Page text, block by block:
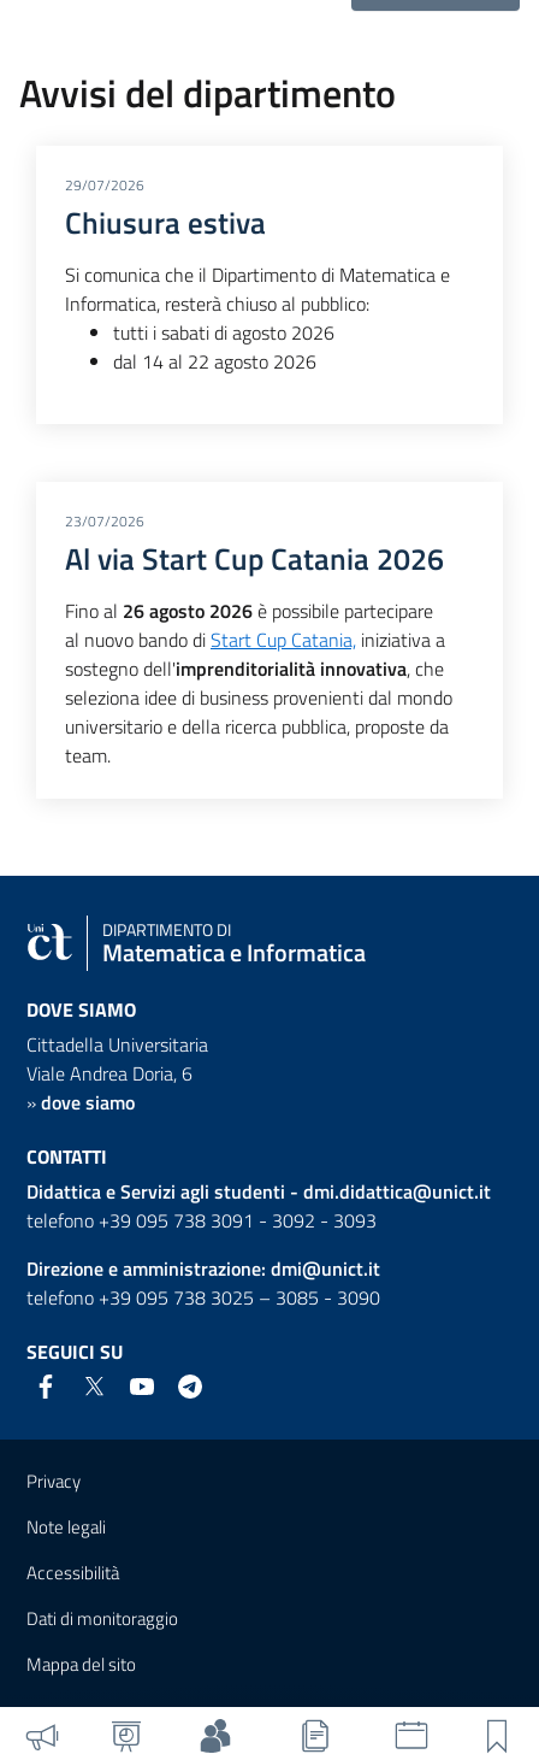
Avvisi del dipartimento
29/07/2026
Chiusura estiva
Si comunica che il Dipartimento di Matematica e
Informatica, resterà chiuso al pubblico:
tutti i sabati di agosto 2026
dal 14 al 22 agosto 2026
23/07/2026
Al via Start Cup Catania 2026
Fino al 26 agosto 2026è possibile partecipare
al nuovo bando diStart Cup Catania, iniziativa a
sostegno dell'imprenditorialità innovativa, che
seleziona idee di business provenienti dal mondo
universitario e della ricerca pubblica, proposte da
team.
DIPARTIMENTO DI
Matematica e Informatica
DOVE SIAMO
Cittadella Universitaria
Viale Andrea Doria, 6
»dove siamo
CONTATTI
Didattica e Servizi agli studenti - dmi.didattica@unict.it
telefono +39 095 738 3091 - 3092 - 3093
Direzione e amministrazione: dmi@unict.it
telefono +39 095 738 3025 – 3085 - 3090
SEGUICI SU
Link e informazioni utili
Privacy
Note legali
Accessibilità
Dati di monitoraggio
Mappa del sito